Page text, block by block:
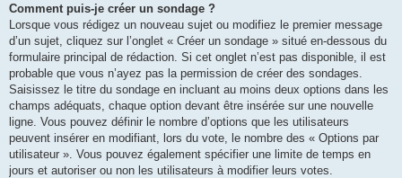
Comment puis-je créer un sondage ?
Lorsque vous rédigez un nouveau sujet ou modifiez le premier message
d’un sujet, cliquez sur l’onglet « Créer un sondage » situé en-dessous du
formulaire principal de rédaction. Si cet onglet n’est pas disponible, il est
probable que vous n’ayez pas la permission de créer des sondages.
Saisissez le titre du sondage en incluant au moins deux options dans les
champs adéquats, chaque option devant être insérée sur une nouvelle
ligne. Vous pouvez définir le nombre d’options que les utilisateurs
peuvent insérer en modifiant, lors du vote, le nombre des « Options par
utilisateur ». Vous pouvez également spécifier une limite de temps en
jours et autoriser ou non les utilisateurs à modifier leurs votes.